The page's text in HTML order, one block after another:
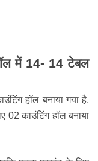
में 14- 14 टेबल
हॉल बनाया गया है,
02 काउंटिंग हॉल बनाया